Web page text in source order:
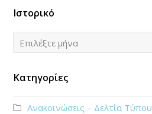
Ιστορικό
Ιστορικό
Επιλέξτε μήνα
Κατηγορίες
Ανακοινώσεις – Δελτία Τύπου